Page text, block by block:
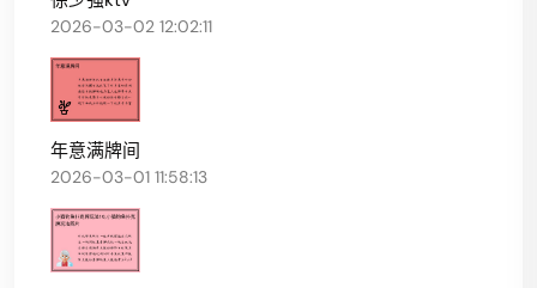
2026-03-02 12:02:11
年意满牌间
2026-03-01 11:58:13